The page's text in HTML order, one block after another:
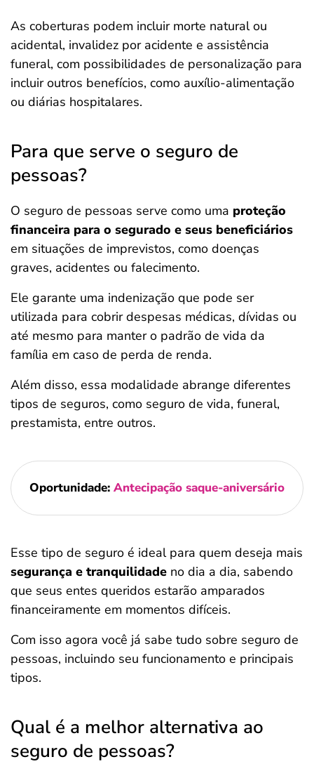
As coberturas podem incluir morte natural ou
acidental, invalidez por acidente e assistência
funeral, com possibilidades de personalização para
incluir outros benefícios, como auxílio-alimentação
ou diárias hospitalares.
Para que serve o seguro de
pessoas?
O seguro de pessoas serve como uma proteção
financeira para o segurado e seus beneficiários
em situações de imprevistos, como doenças
graves, acidentes ou falecimento.
Ele garante uma indenização que pode ser
utilizada para cobrir despesas médicas, dívidas ou
até mesmo para manter o padrão de vida da
família em caso de perda de renda.
Além disso, essa modalidade abrange diferentes
tipos de seguros, como seguro de vida, funeral,
prestamista, entre outros.
Oportunidade: Antecipação saque-aniversário
Esse tipo de seguro é ideal para quem deseja mais
segurança e tranquilidade no dia a dia, sabendo
que seus entes queridos estarão amparados
financeiramente em momentos difíceis.
Com isso agora você já sabe tudo sobre seguro de
pessoas, incluindo seu funcionamento e principais
tipos.
Qual é a melhor alternativa ao
seguro de pessoas?